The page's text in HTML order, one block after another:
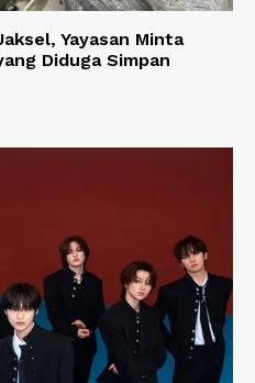
Yayasan Minta
Diduga Simpan